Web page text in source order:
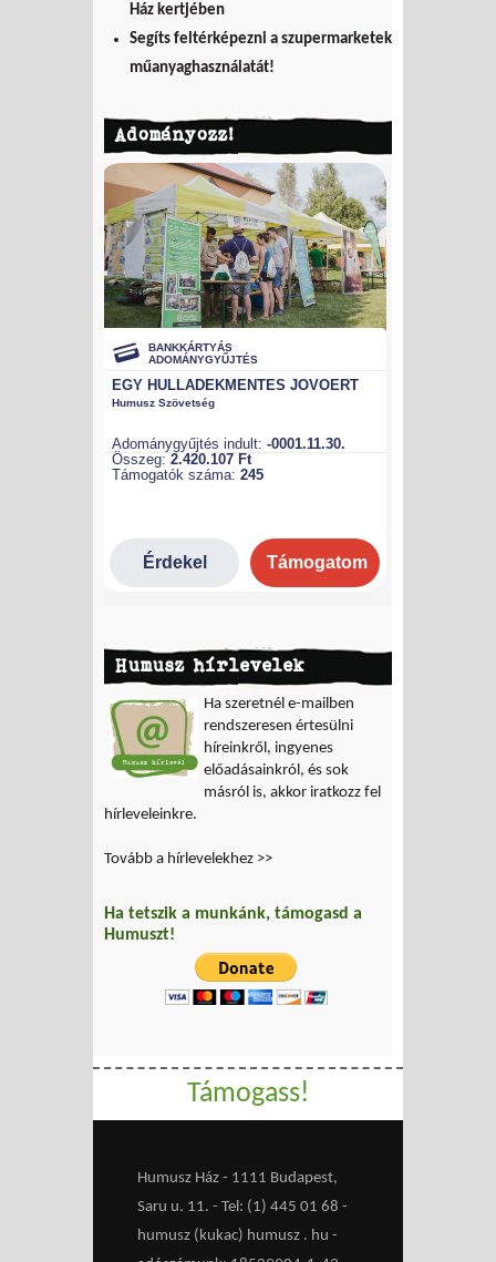
Ház kertjében
Segíts feltérképezni a szupermarketek
műanyaghasználatát!
Adományozz!
Humusz hírlevelek
Ha szeretnél e-mailben
rendszeresen értesülni
híreinkről, ingyenes
előadásainkról, és sok
másról is, akkor iratkozz fel
hírleveleinkre.
Tovább a hírlevelekhez >>
Ha tetszik a munkánk, támogasd a
Humuszt!
Támogass!
Humusz Ház - 1111 Budapest,
Saru u. 11. - Tel: (1) 445 01 68 -
humusz (kukac) humusz . hu -